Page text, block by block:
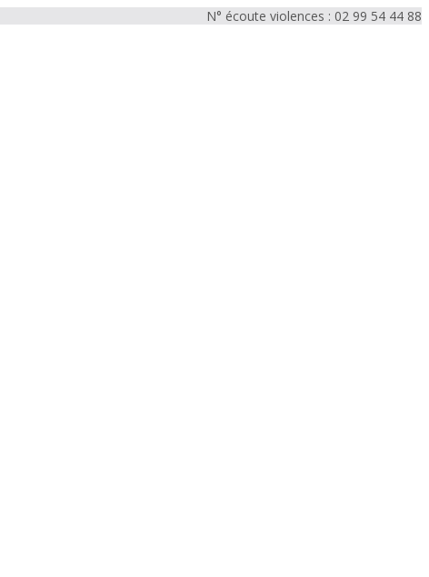
N° écoute violences : 02 99 54 44 88